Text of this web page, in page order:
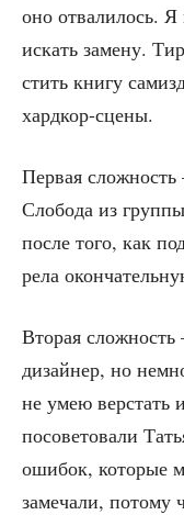
оно отва­ли­лось. Я
искать заме­ну.
стить кни­гу
хардкор-сцены.
Пер­вая
Сло­бо­да из
после того, как
ре­ла
Вто­рая
дизай­нер, но
не умею вер­стать
посо­ве­то­ва­ли
оши­бок, кото­рые
заме­ча­ли, пото­му